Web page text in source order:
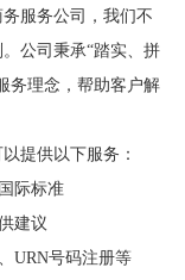
服务公司，我们不
公司秉承“踏实、拼
务理念，帮助客户解
提供以下服务：
际标准
建议
URN号码注册等